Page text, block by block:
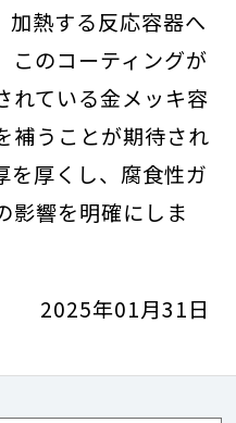
加熱する反応容器へ
このコーティングが
れている金メッキ容
補うことが期待され
を厚くし、腐食性ガ
影響を明確にしま
2025年01月31日